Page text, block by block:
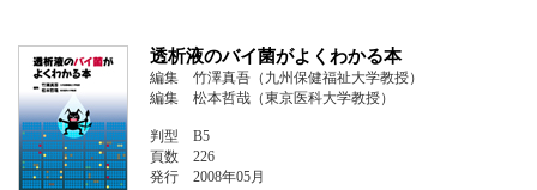
透析液のバイ菌がよくわかる本
編集 竹澤真吾（九州保健福祉大学教授）
編集 松本哲哉（東京医科大学教授）
判型 B5
頁数 226
発行 2008年05月